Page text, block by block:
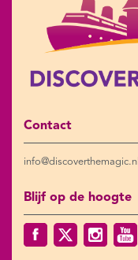
Contact
info@discoverthemagic.nl
Blijf op de hoogte